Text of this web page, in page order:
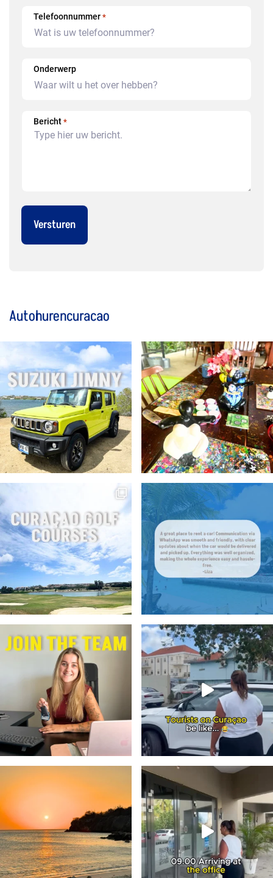
Telefoonnummer *
Onderwerp
Bericht *
Autohurencuracao